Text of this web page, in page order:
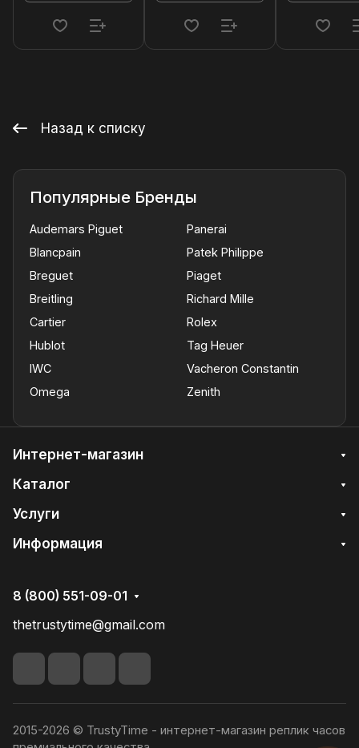
Назад к списку
Популярные Бренды
Audemars Piguet
Blancpain
Breguet
Breitling
Cartier
Hublot
IWC
Omega
Panerai
Patek Philippe
Piaget
Richard Mille
Rolex
Tag Heuer
Vacheron Constantin
Zenith
Интернет-магазин
Каталог
Услуги
Информация
8 (800) 551-09-01
thetrustytime@gmail.com
2015-2026 © TrustyTime - интернет-магазин реплик часов